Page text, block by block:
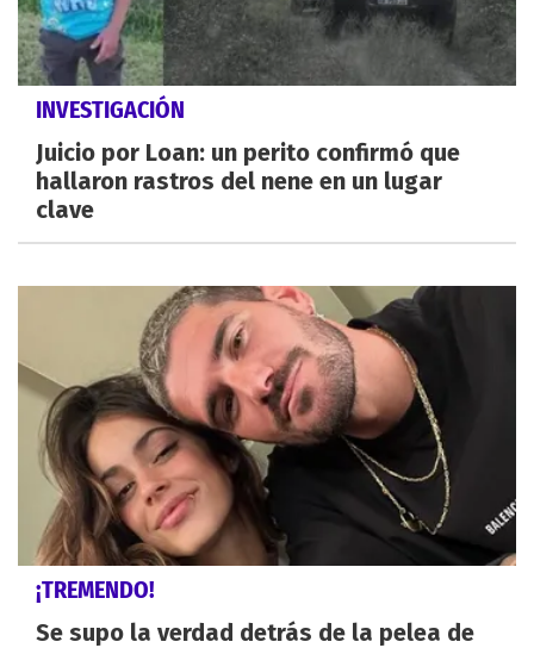
INVESTIGACIÓN
Juicio por Loan: un perito confirmó que
hallaron rastros del nene en un lugar
clave
¡TREMENDO!
Se supo la verdad detrás de la pelea de